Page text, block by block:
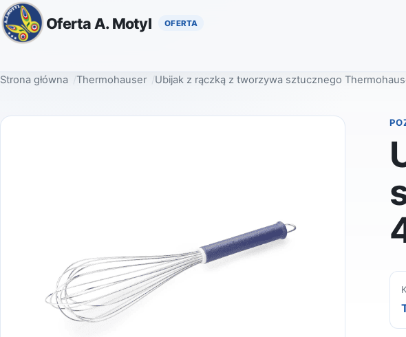
Oferta A. Motyl
Strona główna Thermohauser Ubijak z rączką z tworzywa sztucznego